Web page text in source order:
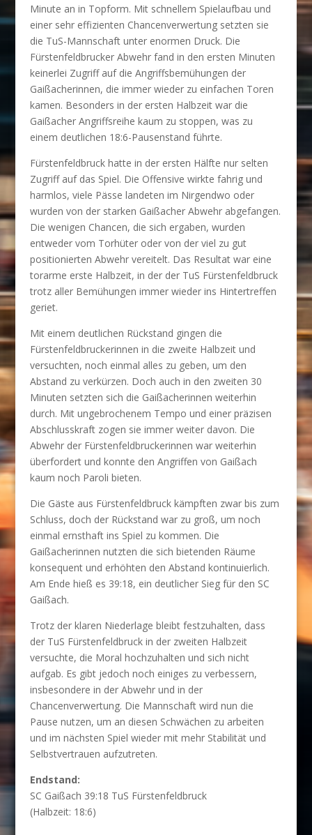
Minute an in Topform. Mit schnellem Spielaufbau und
einer sehr effizienten Chancenverwertung setzten sie
die TuS-Mannschaft unter enormen Druck. Die
Fürstenfeldbrucker Abwehr fand in den ersten Minuten
keinerlei Zugriff auf die Angriffsbemühungen der
Gaißacherinnen, die immer wieder zu einfachen Toren
kamen. Besonders in der ersten Halbzeit war die
Gaißacher Angriffsreihe kaum zu stoppen, was zu
einem deutlichen 18:6-Pausenstand führte.
Fürstenfeldbruck hatte in der ersten Hälfte nur selten
Zugriff auf das Spiel. Die Offensive wirkte fahrig und
harmlos, viele Pässe landeten im Nirgendwo oder
wurden von der starken Gaißacher Abwehr abgefangen.
Die wenigen Chancen, die sich ergaben, wurden
entweder vom Torhüter oder von der viel zu gut
positionierten Abwehr vereitelt. Das Resultat war eine
torarme erste Halbzeit, in der der TuS Fürstenfeldbruck
trotz aller Bemühungen immer wieder ins Hintertreffen
geriet.
Mit einem deutlichen Rückstand gingen die
Fürstenfeldbruckerinnen in die zweite Halbzeit und
versuchten, noch einmal alles zu geben, um den
Abstand zu verkürzen. Doch auch in den zweiten 30
Minuten setzten sich die Gaißacherinnen weiterhin
durch. Mit ungebrochenem Tempo und einer präzisen
Abschlusskraft zogen sie immer weiter davon. Die
Abwehr der Fürstenfeldbruckerinnen war weiterhin
überfordert und konnte den Angriffen von Gaißach
kaum noch Paroli bieten.
Die Gäste aus Fürstenfeldbruck kämpften zwar bis zum
Schluss, doch der Rückstand war zu groß, um noch
einmal ernsthaft ins Spiel zu kommen. Die
Gaißacherinnen nutzten die sich bietenden Räume
konsequent und erhöhten den Abstand kontinuierlich.
Am Ende hieß es 39:18, ein deutlicher Sieg für den SC
Gaißach.
Trotz der klaren Niederlage bleibt festzuhalten, dass
der TuS Fürstenfeldbruck in der zweiten Halbzeit
versuchte, die Moral hochzuhalten und sich nicht
aufgab. Es gibt jedoch noch einiges zu verbessern,
insbesondere in der Abwehr und in der
Chancenverwertung. Die Mannschaft wird nun die
Pause nutzen, um an diesen Schwächen zu arbeiten
und im nächsten Spiel wieder mit mehr Stabilität und
Selbstvertrauen aufzutreten.
Endstand:
SC Gaißach 39:18 TuS Fürstenfeldbruck
(Halbzeit: 18:6)